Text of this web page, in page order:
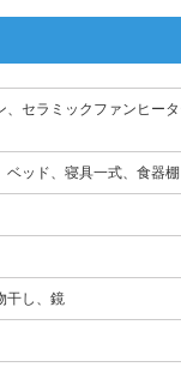
セラミックファンヒー
ッド、寝具一式、食器棚
干し、鏡